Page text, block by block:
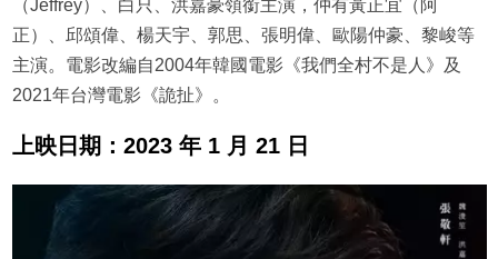
（Jeffrey）、白只、洪嘉豪領銜主演，仲有黃正宜（阿
正）、邱頌偉、楊天宇、郭思、張明偉、歐陽仲豪、黎峻等
主演。電影改編自2004年韓國電影《我們全村不是人》及
2021年台灣電影《詭扯》。
上映日期：2023 年 1 月 21 日